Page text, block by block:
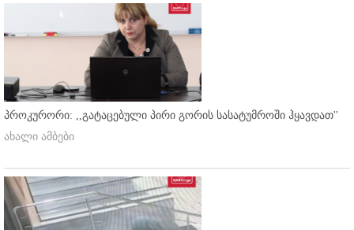
პროკურორი: ,,გატაცებული პირი გორის სასატუმროში ჰყავდათ''
ახალი ამბები